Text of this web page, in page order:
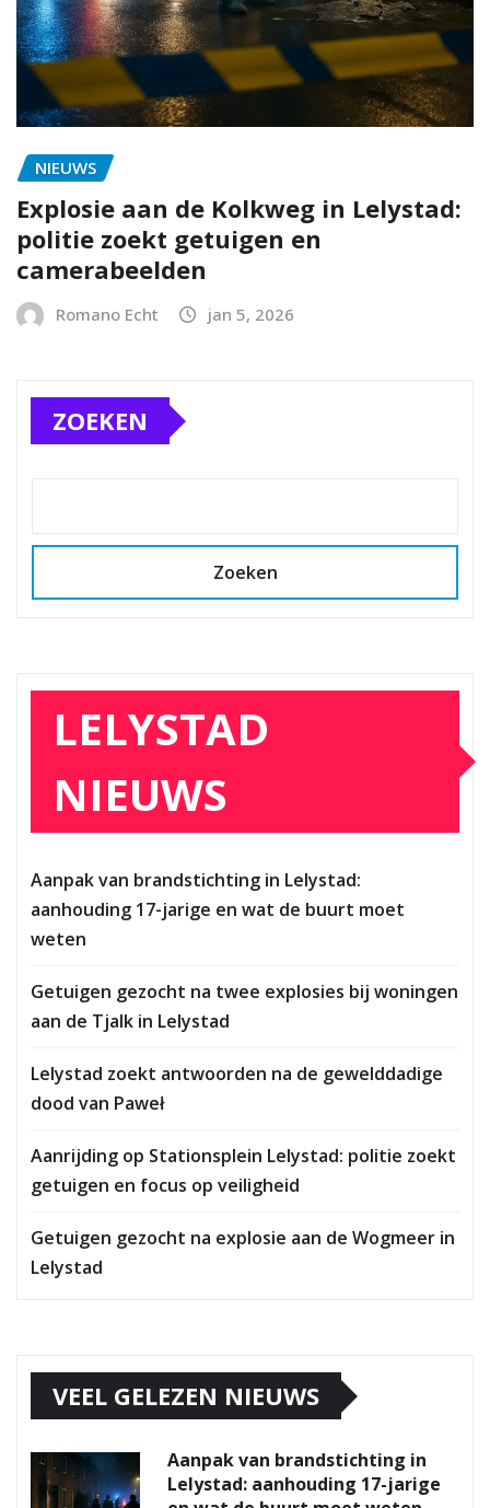
NIEUWS
Explosie aan de Kolkweg in Lelystad:
politie zoekt getuigen en
camerabeelden
Romano Echt jan 5, 2026
ZOEKEN
Zoeken
LELYSTAD
NIEUWS
Aanpak van brandstichting in Lelystad:
aanhouding 17-jarige en wat de buurt moet
weten
Getuigen gezocht na twee explosies bij woningen
aan de Tjalk in Lelystad
Lelystad zoekt antwoorden na de gewelddadige
dood van Paweł
Aanrijding op Stationsplein Lelystad: politie zoekt
getuigen en focus op veiligheid
Getuigen gezocht na explosie aan de Wogmeer in
Lelystad
VEEL GELEZEN NIEUWS
Aanpak van brandstichting in
Lelystad: aanhouding 17-jarige